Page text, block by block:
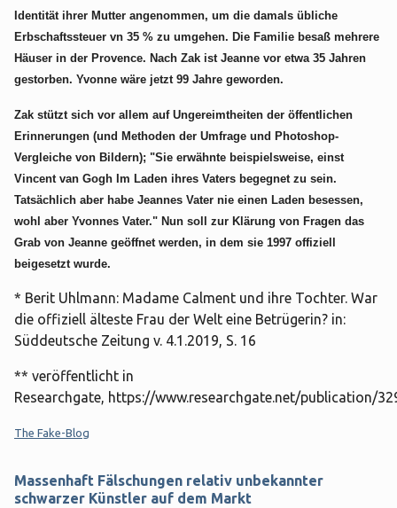
Identität ihrer Mutter angenommen, um die damals übliche
Erbschaftssteuer vn 35 % zu umgehen. Die Familie besaß mehrere
Häuser in der Provence. Nach Zak ist Jeanne vor etwa 35 Jahren
gestorben. Yvonne wäre jetzt 99 Jahre geworden.
Zak stützt sich vor allem auf Ungereimtheiten der öffentlichen
Erinnerungen (und Methoden der Umfrage und Photoshop-
Vergleiche von Bildern); "Sie erwähnte beispielsweise, einst
Vincent van Gogh Im Laden ihres Vaters begegnet zu sein.
Tatsächlich aber habe Jeannes Vater nie einen Laden besessen,
wohl aber Yvonnes Vater." Nun soll zur Klärung von Fragen das
Grab von Jeanne geöffnet werden, in dem sie 1997 offiziell
beigesetzt wurde.
* Berit Uhlmann: Madame Calment und ihre Tochter. War
die offiziell älteste Frau der Welt eine Betrügerin? in:
Süddeutsche Zeitung v. 4.1.2019, S. 16
** veröffentlicht in
Researchgate, https://www.researchgate.net/publication/
Kategorien:
The Fake-Blog
Massenhaft Fälschungen relativ unbekannter
schwarzer Künstler auf dem Markt